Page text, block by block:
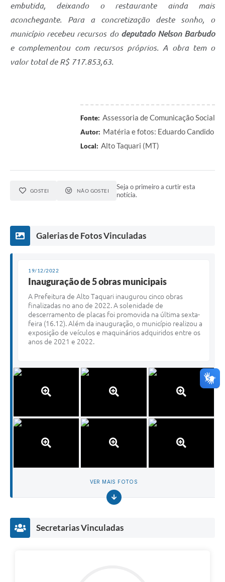
embutida, deixando o restaurante ainda mais
aconchegante. Para a concretização deste sonho, o
município recebeu recursos do deputado Nelson Barbudo
e complementou com recursos próprios. A obra tem o
valor total de R$ 717.853,63.
Fonte: Assessoria de Comunicação Social
Autor: Matéria e fotos: Eduardo Candido
Local: Alto Taquari (MT)
GOSTEI NÃO GOSTEI
Seja o primeiro a curtir esta
notícia.
Galerias de Fotos Vinculadas
19/12/2022
Inauguração de 5 obras municipais
A Prefeitura de Alto Taquari inaugurou cinco obras
finalizadas no ano de 2022. A solenidade de
descerramento de placas foi promovida na última sexta-
feira (16.12). Além da inauguração, o município realizou a
exposição de veículos e maquinários adquiridos entre os
anos de 2021 e 2022.
VER MAIS FOTOS
Secretarias Vinculadas